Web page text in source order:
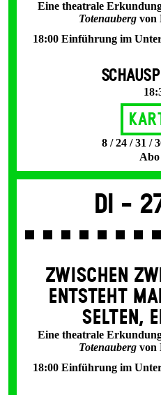
Eine theatrale
Totenauberg von
18:00 Einführung im
8 / 24 / 31 /
Abo
Di -
ZWISCHEN
ENT­STEHT
SELTEN,
Eine theatrale
Totenauberg von
18:00 Einführung im